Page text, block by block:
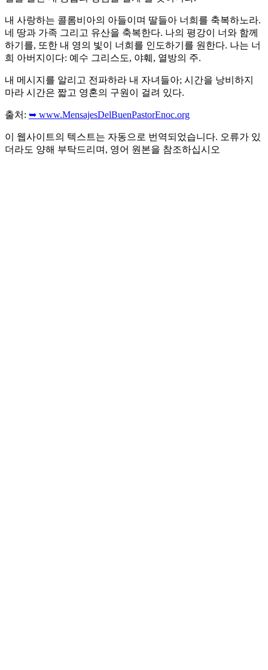
내 사랑하는 콜롬비아의 아들이며 딸들아 너희를 축복하노라.
네 땅과 가족 그리고 유산을 축복한다. 나의 평강이 너와 함께
하기를, 또한 내 영의 빛이 너희를 인도하기를 원한다. 나는 너
희 아버지이다: 예수 그리스도, 야훼, 열방의 주.
내 메시지를 알리고 전파하라 내 자녀들아; 시간을 낭비하지
마라 시간은 짧고 영혼의 구원이 걸려 있다.
출처: ➥ www.MensajesDelBuenPastorEnoc.org
이 웹사이트의 텍스트는 자동으로 번역되었습니다. 오류가 있
더라도 양해 부탁드리며, 영어 원본을 참조하십시오